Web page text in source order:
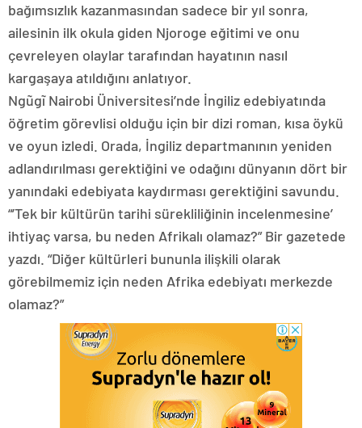
bağımsızlık kazanmasından sadece bir yıl sonra,
ailesinin ilk okula giden Njoroge eğitimi ve onu
çevreleyen olaylar tarafından hayatının nasıl
kargaşaya atıldığını anlatıyor.
Ngũgĩ Nairobi Üniversitesi’nde İngiliz edebiyatında
öğretim görevlisi olduğu için bir dizi roman, kısa öykü
ve oyun izledi. Orada, İngiliz departmanının yeniden
adlandırılması gerektiğini ve odağını dünyanın dört bir
yanındaki edebiyata kaydırması gerektiğini savundu.
“’Tek bir kültürün tarihi sürekliliğinin incelenmesine’
ihtiyaç varsa, bu neden Afrikalı olamaz?” Bir gazetede
yazdı. “Diğer kültürleri bununla ilişkili olarak
görebilmemiz için neden Afrika edebiyatı merkezde
olamaz?”